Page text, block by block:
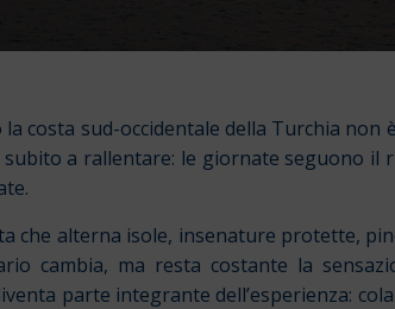
la costa sud-occidentale della Turchia
a rallentare: le giornate seguono
che alterna isole, insenature protette,
cambia, ma resta costante la
parte integrante dell’esperienza: